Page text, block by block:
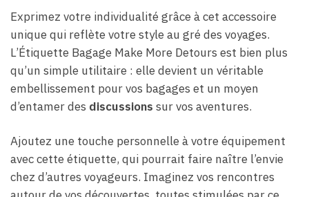
Exprimez votre individualité grâce à cet accessoire
unique qui reflète votre style au gré des voyages.
L’Étiquette Bagage Make More Detours est bien plus
qu’un simple utilitaire : elle devient un véritable
embellissement pour vos bagages et un moyen
d’entamer des discussions sur vos aventures.
Ajoutez une touche personnelle à votre équipement
avec cette étiquette, qui pourrait faire naître l’envie
chez d’autres voyageurs. Imaginez vos rencontres